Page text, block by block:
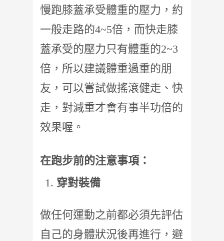
慢跑膝蓋承受體重的壓力，約
一般走路的4~5倍，而快走膝
蓋承受的壓力只有體重的2~3
倍，所以建議體重過重的朋
友，可以嘗試做搖滾健走、快
走，對減重才會有事半功倍的
效果喔。
在跑步前的注意事項：
穿對裝備
做任何運動之前都必須先評估
自己的身體狀況後再進行，避